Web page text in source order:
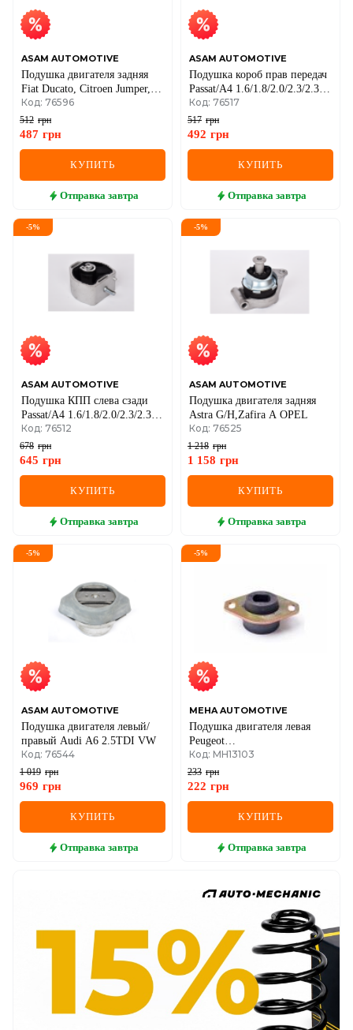
ASAM AUTOMOTIVE
Подушка двигателя задняя
Fiat Ducato, Citroen Jumper,
Peugeot 1994–
Код: 76596
512 грн
487 грн
КУПИТЬ
Отправка завтра
ASAM AUTOMOTIVE
Подушка короб прав передач
Passat/A4 1.6/1.8/2.0/2.3/2.3
97-01 VW
Код: 76517
517 грн
492 грн
КУПИТЬ
Отправка завтра
-5%
ASAM AUTOMOTIVE
Подушка КПП слева сзади
Passat/A4 1.6/1.8/2.0/2.3/2.3
97- VW
Код: 76512
678 грн
645 грн
КУПИТЬ
Отправка завтра
-5%
ASAM AUTOMOTIVE
Подушка двигателя задняя
Astra G/H,Zafira A OPEL
Код: 76525
1 218 грн
1 158 грн
КУПИТЬ
Отправка завтра
-5%
ASAM AUTOMOTIVE
Подушка двигателя левый/
правый Audi A6 2.5TDI VW
Код: 76544
1 019 грн
969 грн
КУПИТЬ
Отправка завтра
-5%
MEHA AUTOMOTIVE
Подушка двигателя левая
Peugeot
106/205/306/309/405/406
Код: MH13103
233 грн
222 грн
КУПИТЬ
Отправка завтра